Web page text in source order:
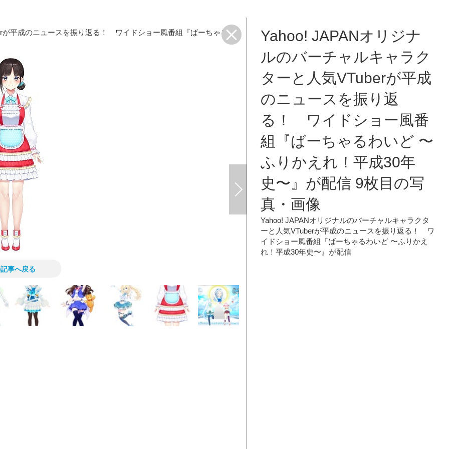
平成のニュースを振り返る！ ワイドショー風番組『ばーちゃるわ
事へ戻る
Yahoo! JAPANオリジナ
ルのバーチャルキャラク
ターと人気VTuberが平成
のニュースを振り返
る！ ワイドショー風番
組『ばーちゃるわいど 〜
ふりかえれ！平成30年
史〜』が配信 9枚目の写
真・画像
Yahoo! JAPANオリジナルのバーチャルキャラクタ
ーと人気VTuberが平成のニュースを振り返る！ ワ
イドショー風番組『ばーちゃるわいど 〜ふりかえ
れ！平成30年史〜』が配信